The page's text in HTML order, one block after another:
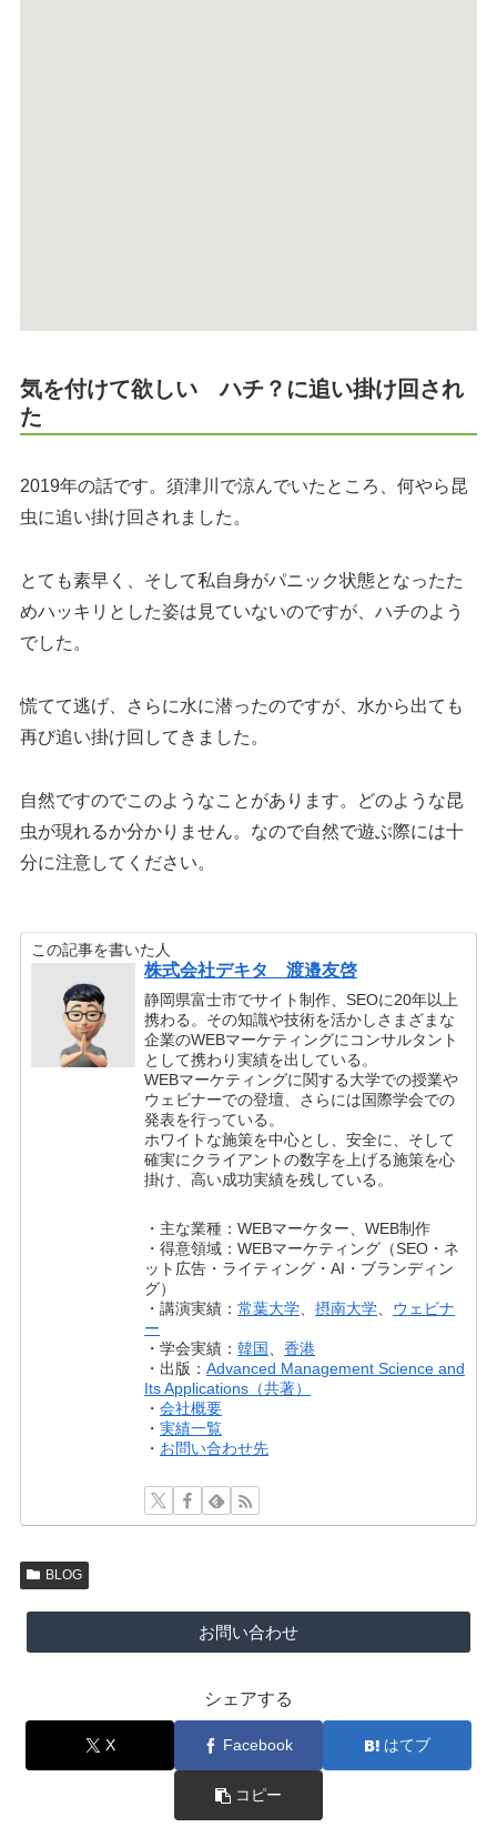
気を付けて欲しい ハチ？に追い掛け回され
た
2019年の話です。須津川で涼んでいたところ、何やら昆
虫に追い掛け回されました。
とても素早く、そして私自身がパニック状態となったた
めハッキリとした姿は見ていないのですが、ハチのよう
でした。
慌てて逃げ、さらに水に潜ったのですが、水から出ても
再び追い掛け回してきました。
自然ですのでこのようなことがあります。どのような昆
虫が現れるか分かりません。なので自然で遊ぶ際には十
分に注意してください。
この記事を書いた人
株式会社デキタ 渡邉友啓
静岡県富士市でサイト制作、SEOに20年以上
携わる。その知識や技術を活かしさまざまな
企業のWEBマーケティングにコンサルタント
として携わり実績を出している。
WEBマーケティングに関する大学での授業や
ウェビナーでの登壇、さらには国際学会での
発表を行っている。
ホワイトな施策を中心とし、安全に、そして
確実にクライアントの数字を上げる施策を心
掛け、高い成功実績を残している。
・主な業種：WEBマーケター、WEB制作
・得意領域：WEBマーケティング（SEO・ネ
ット広告・ライティング・AI・ブランディン
グ）
・講演実績：常葉大学 、摂南大学
ウェビナ
ー
・学会実績：韓国 、香港
・出版：Advanced Management Science and
Its Applications（共著）
・会社概要
・実績一覧
・ お問い合わせ先
BLOG
お問い合わせ
シェアする
X Facebook はてブ
コピー